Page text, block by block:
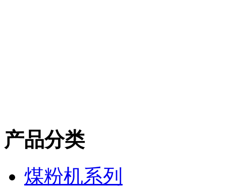
产品分类
煤粉机系列